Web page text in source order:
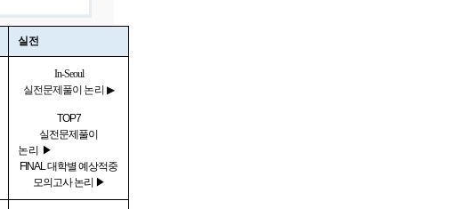
실전
In-Seoul
실전문제풀이 논리 ▶
TOP7
실전문제풀이
논리 ▶
FINAL 대학별 예상적중
모의고사 논리 ▶